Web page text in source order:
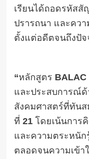
เรียนได้ถอดรหัส
ปรารถนา และคว
ตั้งแต่อดีตจนถึงปั
“หลักสูตร BALAC
และประสบการณ์
สังคมศาสตร์ที่ทัน
ที่ 21 โดยเน้นการ
และความตระหนัก
ตลอดจนความเข้า